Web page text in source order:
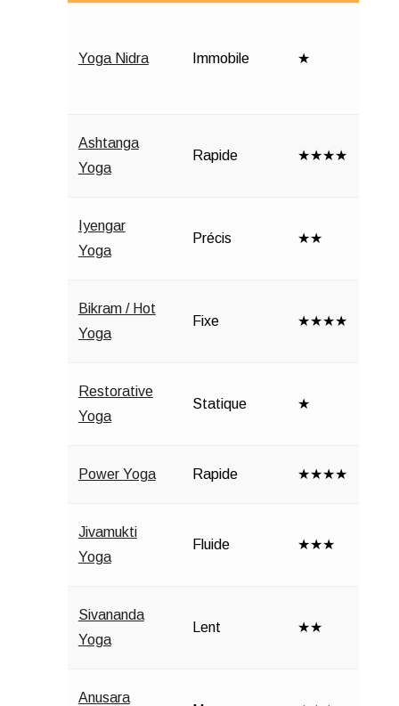
Yoga Nidra Immobile ★
Ashtanga
Yoga
Rapide ★★★★
Iyengar
Yoga
Précis ★★
Bikram / Hot
Yoga
Fixe ★★★★
Restorative
Yoga
Statique ★
Power Yoga Rapide ★★★★
Jivamukti
Yoga
Fluide ★★★
Sivananda
Yoga
Lent ★★
Anusara